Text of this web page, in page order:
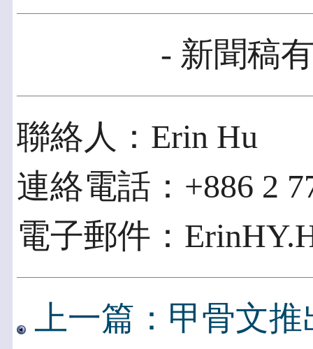
- 新聞稿
聯絡人：Erin Hu
連絡電話：+886 2
電子郵件：
上一篇：甲骨文